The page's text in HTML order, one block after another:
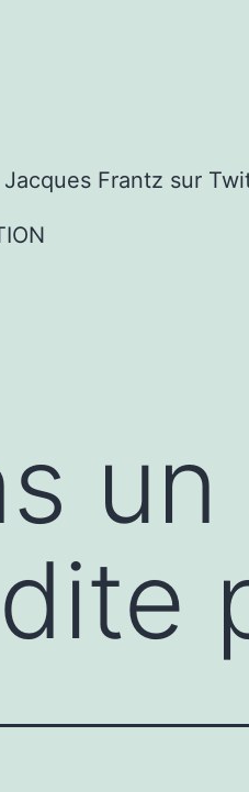
Jacques Frantz sur